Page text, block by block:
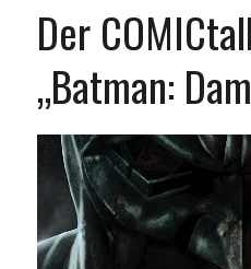
Der
„Batman: